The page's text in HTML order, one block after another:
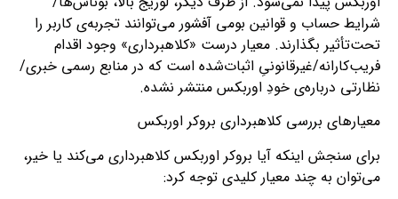
شرایط حساب و قوانین بومی آفشور می‌توانند تجربه‌ی کاربر را
تحت‌تأثیر بگذارند. معیار درست «کلاهبرداری» وجود اقدام
فریب‌کارانه/غیرقانونیِ اثبات‌شده است که در منابع رسمی خبری/
نظارتی درباره‌ی خودِ اوربکس منتشر نشده.
معیارهای بررسی کلاهبرداری بروکر اوربکس
برای سنجش اینکه آیا بروکر اوربکس کلاهبرداری می‌کند یا خیر،
می‌توان به چند معیار کلیدی توجه کرد: